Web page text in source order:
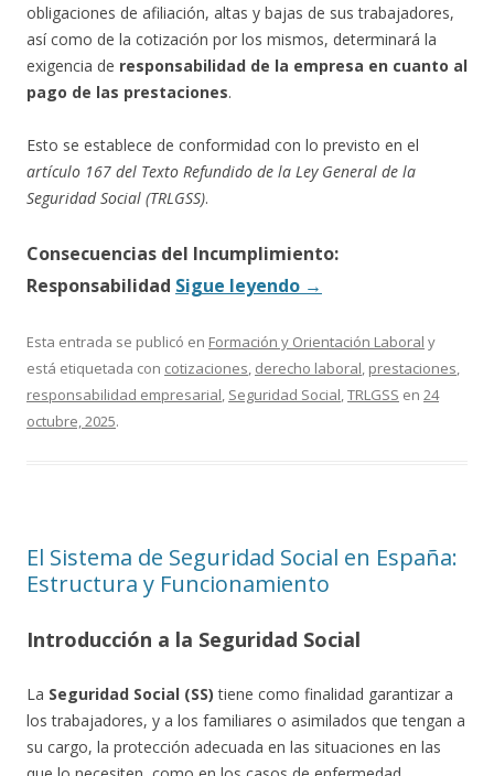
obligaciones de afiliación, altas y bajas de sus trabajadores,
así como de la cotización por los mismos, determinará la
exigencia de responsabilidad de la empresa en cuanto al
pago de las prestaciones.
Esto se establece de conformidad con lo previsto en el
artículo 167 del Texto Refundido de la Ley General de la
Seguridad Social (TRLGSS).
Consecuencias del Incumplimiento:
Responsabilidad Sigue leyendo →
Esta entrada se publicó en Formación y Orientación Laboral y
está etiquetada con cotizaciones, derecho laboral, prestaciones,
responsabilidad empresarial, Seguridad Social,TRLGSS en 24
octubre, 2025.
El Sistema de Seguridad Social en España:
Estructura y Funcionamiento
Introducción a la Seguridad Social
La Seguridad Social (SS) tiene como finalidad garantizar a
los trabajadores, y a los familiares o asimilados que tengan a
su cargo, la protección adecuada en las situaciones en las